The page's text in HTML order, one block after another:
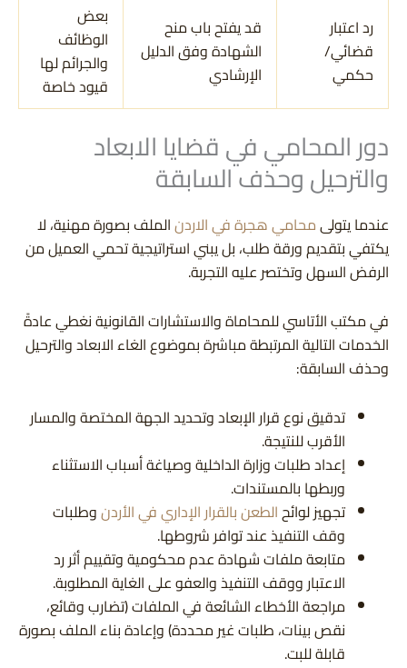
رد اعتبار
قضائي/
حكمي
قد يفتح باب منح
الشهادة وفق الدليل
الإرشادي
بعض
الوظائف
والجرائم لها
قيود خاصة
دور المحامي في قضايا الابعاد
والترحيل وحذف السابقة
عندما يتولىمحامي هجرة في الاردنالملف بصورة مهنية، لا
يكتفي بتقديم ورقة طلب، بل يبني استراتيجية تحمي العميل من
الرفض السهل وتختصر عليه التجربة.
في مكتب الأتاسي للمحاماة والاستشارات القانونية نغطي عادةً
الخدمات التالية المرتبطة مباشرة بموضوع الغاء الابعاد والترحيل
وحذف السابقة:
تدقيق نوع قرار الإبعاد وتحديد الجهة المختصة والمسار
الأقرب للنتيجة.
إعداد طلبات وزارة الداخلية وصياغة أسباب الاستثناء
وربطها بالمستندات.
تجهيز لوائحالطعن بالقرار الإداري في الأردنوطلبات
وقف التنفيذ عند توافر شروطها.
متابعة ملفات شهادة عدم محكومية وتقييم أثر رد
الاعتبار ووقف التنفيذ والعفو على الغاية المطلوبة.
مراجعة الأخطاء الشائعة في الملفات (تضارب وقائع،
نقص بينات، طلبات غير محددة) وإعادة بناء الملف بصورة
قابلة للبت.